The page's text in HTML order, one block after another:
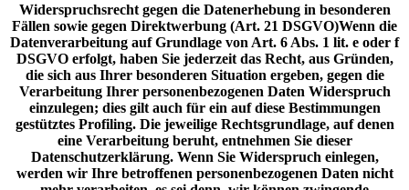
Widerspruchsrecht gegen die Datenerhebung in besonderen
Fällen sowie gegen Direktwerbung (Art. 21 DSGVO)Wenn die
Datenverarbeitung auf Grundlage von Art. 6 Abs. 1 lit. e oder f
DSGVO erfolgt, haben Sie jederzeit das Recht, aus Gründen,
die sich aus Ihrer besonderen Situation ergeben, gegen die
Verarbeitung Ihrer personenbezogenen Daten Widerspruch
einzulegen; dies gilt auch für ein auf diese Bestimmungen
gestütztes Profiling. Die jeweilige Rechtsgrundlage, auf denen
eine Verarbeitung beruht, entnehmen Sie dieser
Datenschutzerklärung. Wenn Sie Widerspruch einlegen,
werden wir Ihre betroffenen personenbezogenen Daten nicht